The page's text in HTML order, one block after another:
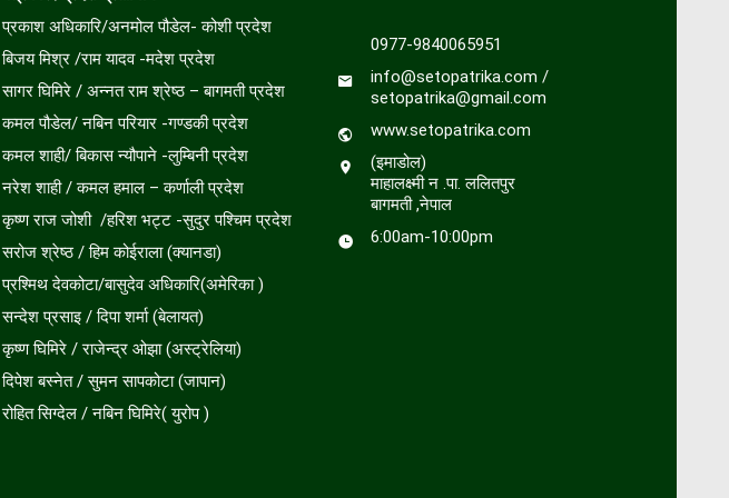
प्रकाश अधिकारि/अनमोल पौडेल- कोशी प्रदेश
बिजय मिश्र /राम यादव -मदेश प्रदेश
सागर घिमिरे / अन्नत राम श्रेष्ठ – बागमती प्रदेश
कमल पौडेल/ नबिन परियार -गण्डकी प्रदेश
कमल शाही/ बिकास न्यौपाने -लुम्बिनी प्रदेश
नरेश शाही / कमल हमाल – कर्णाली प्रदेश
कृष्ण राज जोशी /हरिश भट्ट -सुदुर पश्चिम प्रदेश
सरोज श्रेष्ठ / हिम कोईराला (क्यानडा)
प्रश्मिथ देवकोटा/बासुदेव अधिकारि(अमेरिका )
सन्देश प्रसाइ / दिपा शर्मा (बेलायत)
कृष्ण घिमिरे / राजेन्द्र ओझा (अस्ट्रेलिया)
दिपेश बस्नेत / सुमन सापकोटा (जापान)
रोहित सिग्देल / नबिन घिमिरे( युरोप )
0977-9840065951
info@setopatrika.com /
setopatrika@gmail.com
www.setopatrika.com
(इमाडोल)
माहालक्ष्मी न .पा. ललितपुर
बागमती ,नेपाल
6:00am-10:00pm